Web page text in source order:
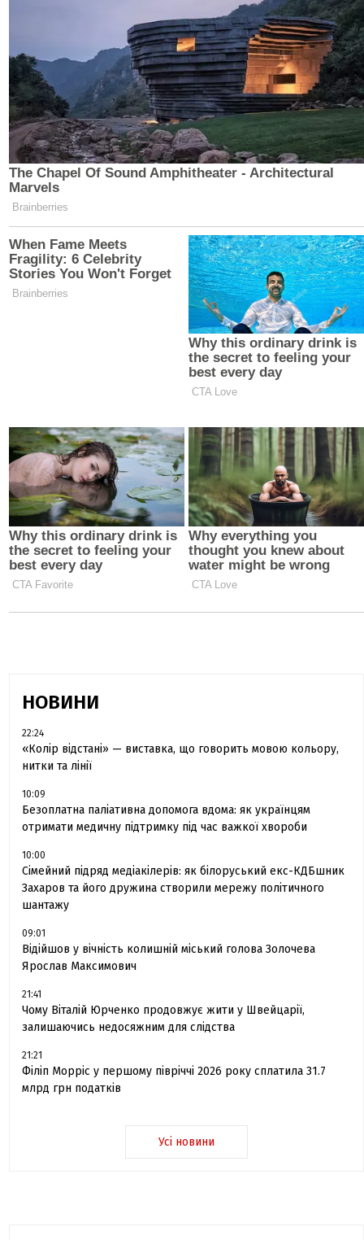
НОВИНИ
22:24
«Колір відстані» — виставка, що говорить мовою кольору,
нитки та лінії
10:09
Безоплатна паліативна допомога вдома: як українцям
отримати медичну підтримку під час важкої хвороби
10:00
Сімейний підряд медіакілерів: як білоруський екс-КДБшник
Захаров та його дружина створили мережу політичного
шантажу
09:01
Відійшов у вічність колишній міський голова Золочева
Ярослав Максимович
21:41
Чому Віталій Юрченко продовжує жити у Швейцарії,
залишаючись недосяжним для слідства
21:21
Філіп Морріс у першому півріччі 2026 року сплатила 31.7
млрд грн податків
Усі новини